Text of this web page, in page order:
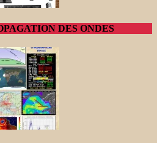
DES ONDES